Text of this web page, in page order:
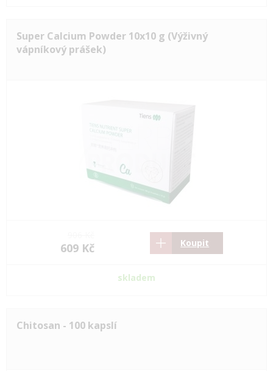
Super Calcium Powder 10x10 g (Výživný
vápníkový prášek)
609 Kč Koupit
skladem
Chitosan - 100 kapslí